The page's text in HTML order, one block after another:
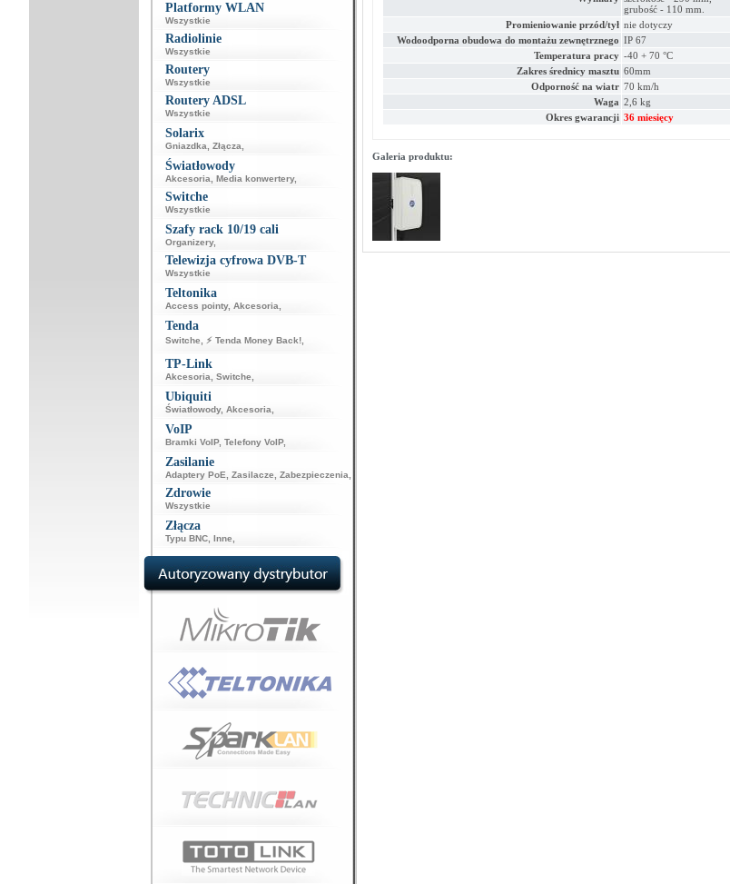
Platformy WLAN
Wszystkie
Radiolinie
Wszystkie
Routery
Wszystkie
Routery ADSL
Wszystkie
Solarix
Gniazdka Złącza
Światłowody
Akcesoria Media konwertery,
Switche
Wszystkie
Szafy rack 10/19 cali
Organizery,
Telewizja cyfrowa DVB-T
Wszystkie
Teltonika
Access pointy, Akcesoria
Tenda
Switche ⚡ Tenda Money Back!,
TP-Link
Akcesoria Switche
Ubiquiti
Światłowody, Akcesoria
VoIP
Bramki VoIP, Telefony VoIP,
Zasilanie
Adaptery PoE Zasilacze Zabezpieczenia
Zdrowie
Wszystkie
Złącza
Typu BNC, Inne
grubość - 110 mm.
Promieniowanie przód/tył nie dotyczy
Wodoodporna obudowa do montażu zewnętrznego IP 67
Temperatura pracy -40 + 70 °C
Zakres średnicy masztu 60mm
Odporność na wiatr 70 km/h
Waga 2,6 kg
Okres gwarancji 36 miesięcy
Galeria produktu: